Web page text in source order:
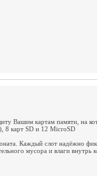
Вашим картам памяти, на
8 карт SD и 12 MicroSD
Каждый слот надёжно
мусора и влаги внутрь